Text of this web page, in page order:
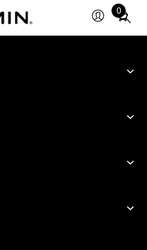
0
Total
items
cart: